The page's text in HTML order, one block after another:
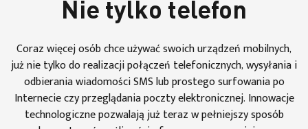
Nie tylko telefon
Coraz więcej osób chce używać swoich urządzeń mobilnych,
już nie tylko do realizacji połączeń telefonicznych, wysyłania i
odbierania wiadomości SMS lub prostego surfowania po
Internecie czy przeglądania poczty elektronicznej. Innowacje
technologiczne pozwalają już teraz w pełniejszy sposób